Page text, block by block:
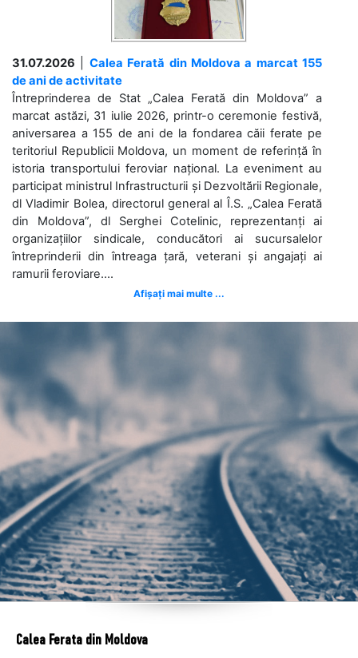
31.07.2026
Calea Ferată din Moldova a marcat 155
de ani de activitate
Întreprinderea de Stat „Calea Ferată din Moldova” a
marcat astăzi, 31 iulie 2026, printr-o ceremonie festivă,
aniversarea a 155 de ani de la fondarea căii ferate pe
teritoriul Republicii Moldova, un moment de referință în
istoria transportului feroviar național. La eveniment au
participat ministrul Infrastructurii și Dezvoltării Regionale,
dl Vladimir Bolea, directorul general al Î.S. „Calea Ferată
din Moldova”, dl Serghei Cotelinic, reprezentanți ai
organizațiilor sindicale, conducători ai sucursalelor
întreprinderii din întreaga țară, veterani și angajați ai
ramurii feroviare....
Afișați mai multe ...
Calea Ferata din Moldova